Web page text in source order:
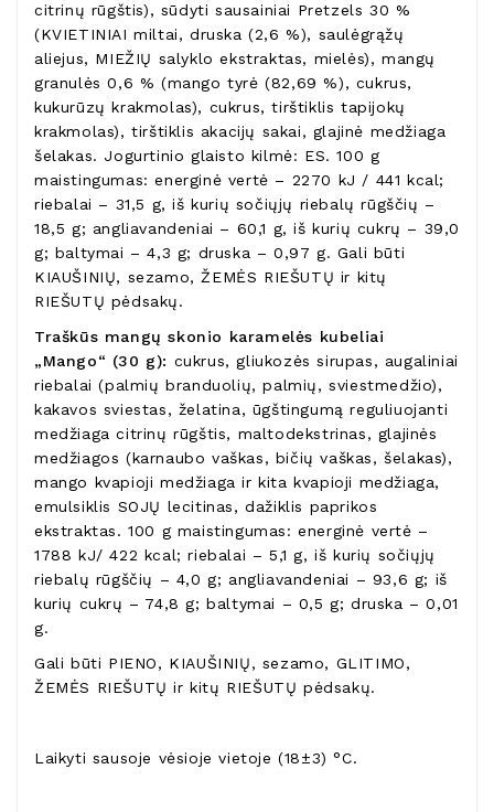
citrinų rūgštis), sūdyti sausainiai Pretzels 30 %
(KVIETINIAI miltai, druska (2,6 %), saulėgrąžų
aliejus, MIEŽIŲ salyklo ekstraktas, mielės), mangų
granulės 0,6 % (mango tyrė (82,69 %), cukrus,
kukurūzų krakmolas), cukrus, tirštiklis tapijokų
krakmolas), tirštiklis akacijų sakai, glajinė medžiaga
šelakas. Jogurtinio glaisto kilmė: ES. 100 g
maistingumas: energinė vertė – 2270 kJ / 441 kcal;
riebalai – 31,5 g, iš kurių sočiųjų riebalų rūgščių –
18,5 g; angliavandeniai – 60,1 g, iš kurių cukrų – 39,0
g; baltymai – 4,3 g; druska – 0,97 g. Gali būti
KIAUŠINIŲ, sezamo, ŽEMĖS RIEŠUTŲ ir kitų
RIEŠUTŲ pėdsakų.
Traškūs mangų skonio karamelės kubeliai
„Mango“ (30 g): cukrus, gliukozės sirupas, augaliniai
riebalai (palmių branduolių, palmių, sviestmedžio),
kakavos sviestas, želatina, ūgštingumą reguliuojanti
medžiaga citrinų rūgštis, maltodekstrinas, glajinės
medžiagos (karnaubo vaškas, bičių vaškas, šelakas),
mango kvapioji medžiaga ir kita kvapioji medžiaga,
emulsiklis SOJŲ lecitinas, dažiklis paprikos
ekstraktas. 100 g maistingumas: energinė vertė –
1788 kJ/ 422 kcal; riebalai – 5,1 g, iš kurių sočiųjų
riebalų rūgščių – 4,0 g; angliavandeniai – 93,6 g; iš
kurių cukrų – 74,8 g; baltymai – 0,5 g; druska – 0,01
g.
Gali būti PIENO, KIAUŠINIŲ, sezamo, GLITIMO,
ŽEMĖS RIEŠUTŲ ir kitų RIEŠUTŲ pėdsakų.
Laikyti sausoje vėsioje vietoje (18±3) °C.